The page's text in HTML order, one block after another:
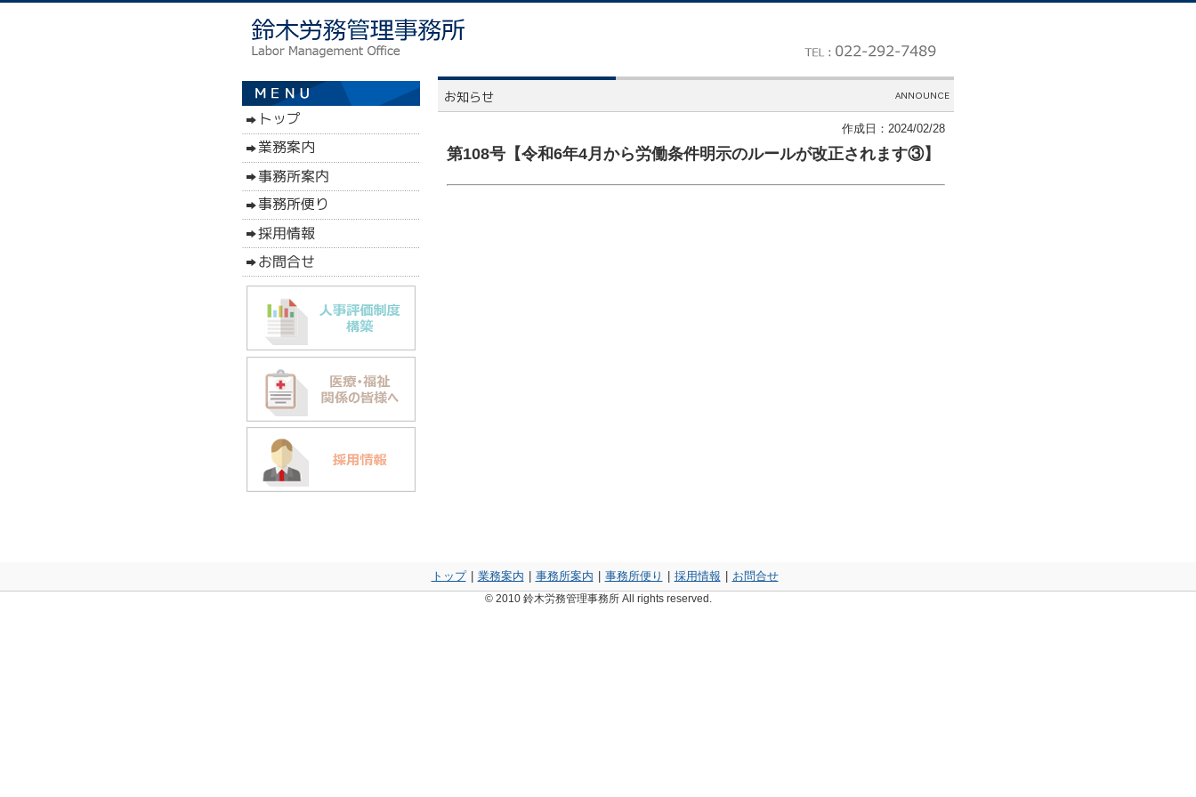
作成日：2024/02/28
第108号【令和6年4月から労働条件明示のルールが改正されます③】
トップ | 業務案内 | 事務所案内 | 事務所便り | 採用情報 | お問合せ
© 2010 鈴木労務管理事務所 All rights reserved.